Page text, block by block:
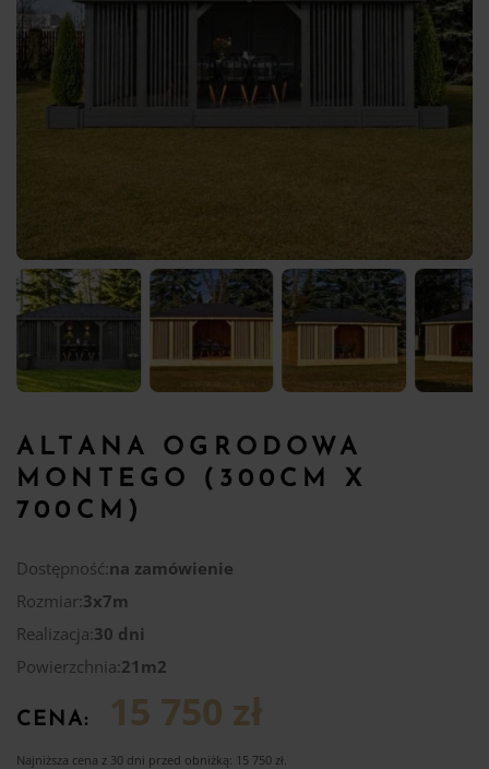
ALTANA OGRODOWA
MONTEGO (300CM X
700CM)
Dostępność:na zamówienie
Rozmiar:3x7m
Realizacja:30 dni
Powierzchnia:21m2
CENA: 15 750 zł
Najniższa cena z 30 dni przed obniżką: 15 750 zł